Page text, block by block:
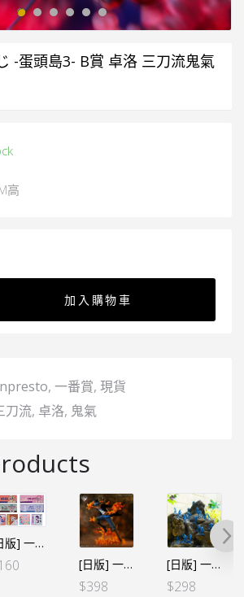
-蛋頭島3- B賞 卓洛 三刀流鬼氣
高
加入購物車
, 一番賞, 現貨
刀流, 卓洛, 鬼氣
[日版] 一番くじ -情感回憶- G賞 毛巾 (全８種SET)
[日版] 一番くじ 悪魔を宿す者達VOL.2-Ａ賞 薩波
$398
[日版] 一番くじ -絶対的正義- E賞 海軍士兵24枚SET
$298